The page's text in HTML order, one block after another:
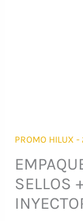
PROMO HILUX
SELLOS